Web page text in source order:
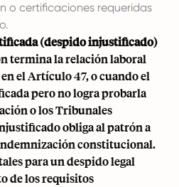
o certificaciones requeridas
(despido injustificado)
termina la relación laboral
el Artículo 47, o cuando el
pero no logra probarla
o los Tribunales
obliga al patrón a
constitucional.
para un despido legal
de los requisitos